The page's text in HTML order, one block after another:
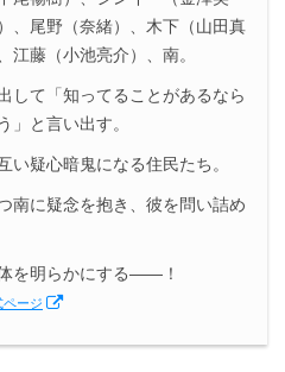
、尾野（奈緒）、木下（山田真
江藤（小池亮介）、南。
して「知ってることがあるなら
」と言い出す。
い疑心暗鬼になる住民たち。
南に疑念を抱き、彼を問い詰め
を明らかにする――！
ページ